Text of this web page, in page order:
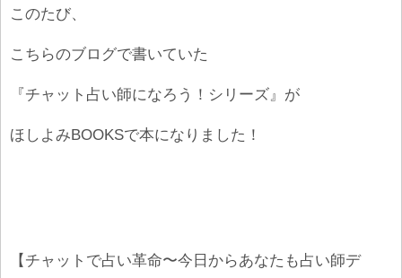
このたび、
こちらのブログで書いていた
『チャット占い師になろう！シリーズ』が
ほしよみBOOKSで本になりました！
【チャットで占い革命〜今日からあなたも占い師デ